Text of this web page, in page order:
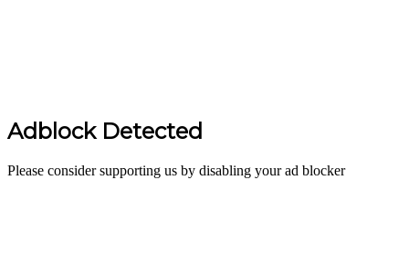
Adblock Detected
Please consider supporting us by disabling your ad blocker